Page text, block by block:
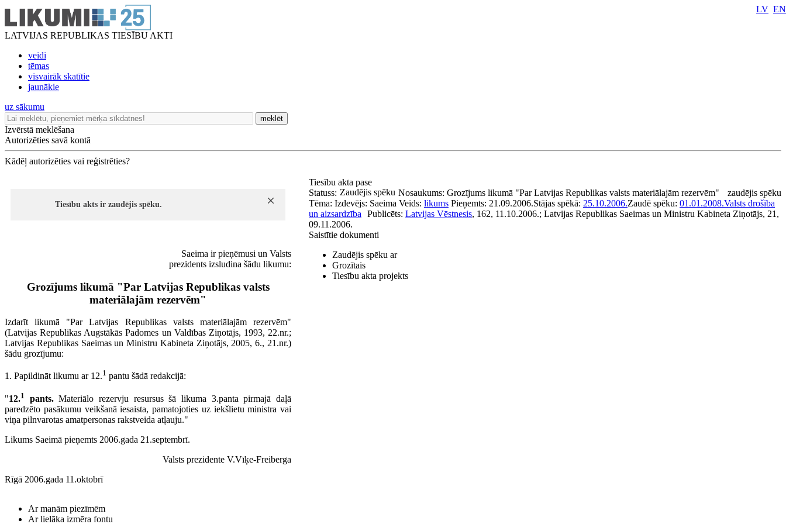
LATVIJAS REPUBLIKAS TIESĪBU AKTI
veidi
tēmas
visvairāk skatītie
jaunākie
LV EN
uz sākumu
meklēt
Izvērstā meklēšana
Autorizēties savā kontā
Kādēļ autorizēties vai reģistrēties?
Tiesību akts ir zaudējis spēku.
Saeima ir pieņēmusi un Valsts
prezidents izsludina šādu likumu:
Grozījums likumā "Par Latvijas Republikas valsts
materiālajām rezervēm"
Izdarīt likumā "Par Latvijas Republikas valsts materiālajām rezervēm"
(Latvijas Republikas Augstākās Padomes un Valdības Ziņotājs, 1993, 22.nr.;
Latvijas Republikas Saeimas un Ministru Kabineta Ziņotājs, 2005, 6., 21.nr.)
šādu grozījumu:
1. Papildināt likumu ar 12.1 pantu šādā redakcijā:
"12.1 pants.Materiālo rezervju resursus šā likuma 3.panta pirmajā daļā
paredzēto pasākumu veikšanā iesaista, pamatojoties uz iekšlietu ministra vai
viņa pilnvarotas amatpersonas rakstveida atļauju."
Likums Saeimā pieņemts 2006.gada 21.septembrī.
Valsts prezidente V.Vīķe-Freiberga
Rīgā 2006.gada 11.oktobrī
Tiesību akta pase
Nosaukums: Grozījums likumā "Par Latvijas Republikas valsts materiālajām rezervēm"
Statuss: Zaudējis spēku
zaudējis spēku
Izdevējs: Saeima Veids: likums Pieņemts: 21.09.2006.Stājas spēkā: 25.10.2006.Zaudē spēku: 01.01.2008.
Tēma:
Valsts drošība
un aizsardzība
Publicēts: Latvijas Vēstnesis, 162, 11.10.2006.; Latvijas Republikas Saeimas un Ministru Kabineta Ziņotājs, 21,
09.11.2006.
Saistītie dokumenti
Zaudējis spēku ar
Grozītais
Tiesību akta projekts
Ar manām piezīmēm
Ar lielāka izmēra fontu